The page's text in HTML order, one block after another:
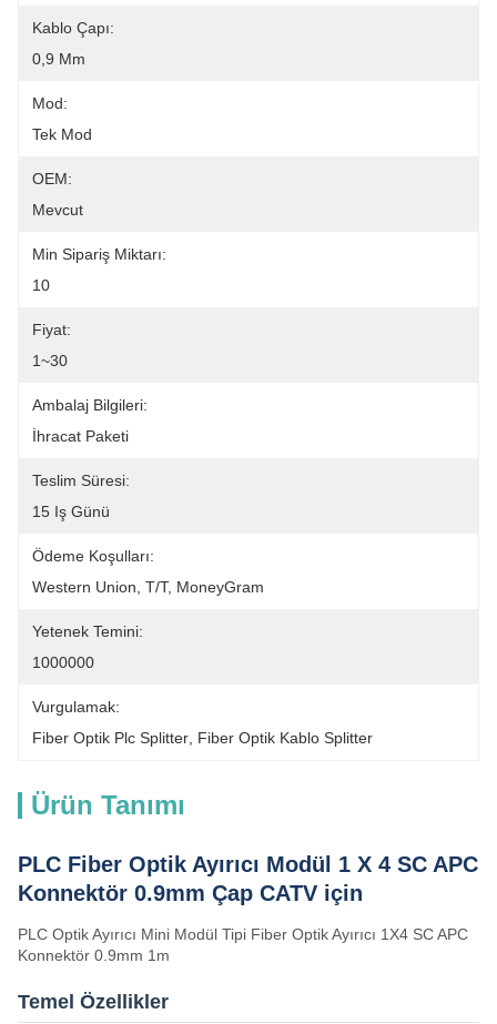
Kablo Çapı:
0,9 Mm
Mod:
Tek Mod
OEM:
Mevcut
Min Sipariş Miktarı:
10
Fiyat:
1~30
Ambalaj Bilgileri:
İhracat Paketi
Teslim Süresi:
15 Iş Günü
Ödeme Koşulları:
Western Union, T/T, MoneyGram
Yetenek Temini:
1000000
Vurgulamak:
Fiber Optik Plc Splitter Fiber Optik Kablo Splitter
Ürün Tanımı
PLC Fiber Optik Ayırıcı Modül 1 X 4 SC APC
Konnektör 0.9mm Çap CATV için
PLC Optik Ayırıcı Mini Modül Tipi Fiber Optik Ayırıcı 1X4 SC APC
Konnektör 0.9mm 1m
Temel Özellikler